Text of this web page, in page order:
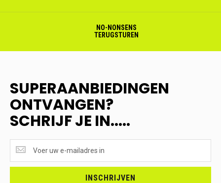
NO-NONSENS
TERUGSTUREN
SUPERAANBIEDINGEN
ONTVANGEN?
SCHRIJF JE IN.....
ONTVANGEN?
<br>SCHRIJF
INSCHRIJVEN